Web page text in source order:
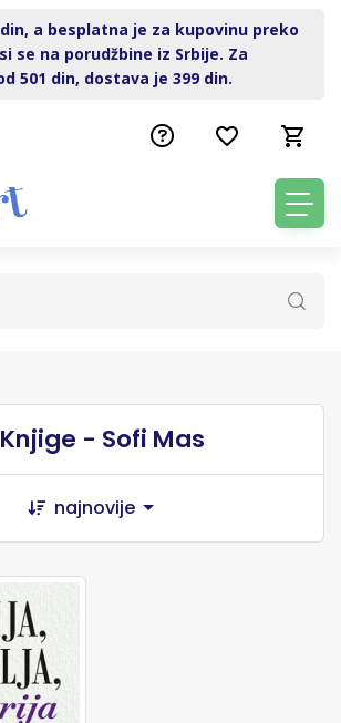
a besplatna je za kupovinu preko
se na porudžbine iz Srbije. Za
501 din, dostava je 399 din.
Knjige - Sofi Mas
najnovije